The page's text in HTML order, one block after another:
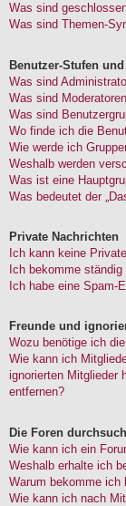
Was sind
Was sind Themen-
Benutzer-Stufen
Was sind
Was sind
Was sind
Wo finde ich die
Wie werde ich
Weshalb werden
Was ist eine
Was bedeutet der
Private Nachrichten
Ich kann keine
Ich bekomme
Ich habe eine Spam-
Freunde und
Wozu benötige ich
Wie kann ich
ignorierten Mitglieder
entfernen?
Die Foren
Wie kann ich ein
Weshalb erhalte ich
Warum bekomme ich
Wie kann ich nach